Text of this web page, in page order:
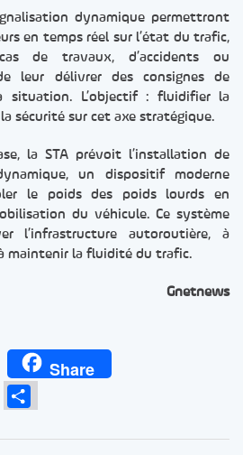
dynamique permettront
en temps réel sur l’état du trafic,
de travaux, d’accidents ou
leur délivrer des consignes de
situation. L’objectif : fluidifier la
sécurité sur cet axe stratégique.
la STA prévoit l’installation de
un dispositif moderne
le poids des poids lourds en
du véhicule. Ce système
l’infrastructure autoroutière, à
maintenir la fluidité du trafic.
Gnetnews
Share
Partager